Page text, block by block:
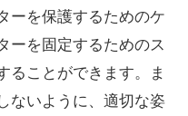
ーを保護するためのケ
ーを固定するためのス
ることができます。ま
ないように、適切な姿